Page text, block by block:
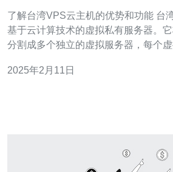
了解台湾VPS云主机的优势和功能 台湾VPS云主机是一种
基于云计算技术的虚拟私有服务器。
分割成多个独立的虚拟服务器，每个
以下几个优势： 弹性扩展：可以根据实际需求随时增加或
2025年2月11日